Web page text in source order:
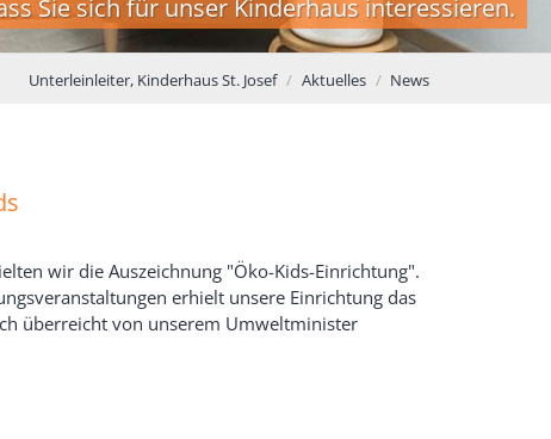
Sie sich für unser Kinderhaus interessieren.
Unterleinleiter, Kinderhaus St. Josef Aktuelles News
wir die Auszeichnung "Öko-Kids-Einrichtung".
erhielt unsere Einrichtung das
überreicht von unserem Umweltminister